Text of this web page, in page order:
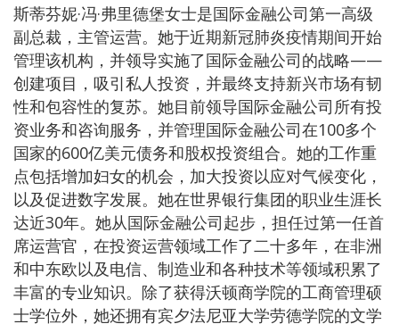
斯蒂芬妮·冯·弗里德堡女士是国际金融公司第一高级
副总裁，主管运营。她于近期新冠肺炎疫情期间开始
管理该机构，并领导实施了国际金融公司的战略——
创建项目，吸引私人投资，并最终支持新兴市场有韧
性和包容性的复苏。她目前领导国际金融公司所有投
资业务和咨询服务，并管理国际金融公司在100多个
国家的600亿美元债务和股权投资组合。她的工作重
点包括增加妇女的机会，加大投资以应对气候变化，
以及促进数字发展。她在世界银行集团的职业生涯长
达近30年。她从国际金融公司起步，担任过第一任首
席运营官，在投资运营领域工作了二十多年，在非洲
和中东欧以及电信、制造业和各种技术等领域积累了
丰富的专业知识。除了获得沃顿商学院的工商管理硕
士学位外，她还拥有宾夕法尼亚大学劳德学院的文学